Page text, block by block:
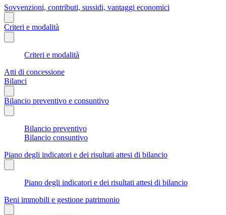
Sovvenzioni, contributi, sussidi, vantaggi economici
Criteri e modalità
Criteri e modalità
Atti di concessione
Bilanci
Bilancio preventivo e consuntivo
Bilancio preventivo
Bilancio consuntivo
Piano degli indicatori e dei risultati attesi di bilancio
Piano degli indicatori e dei risultati attesi di bilancio
Beni immobili e gestione patrimonio